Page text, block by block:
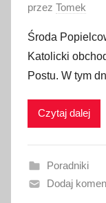
O
u
b
l
i
a
n
przez Tomek
Środa
Katolicki
Postu. W tym
Czytaj dalej
Poradniki
Dodaj